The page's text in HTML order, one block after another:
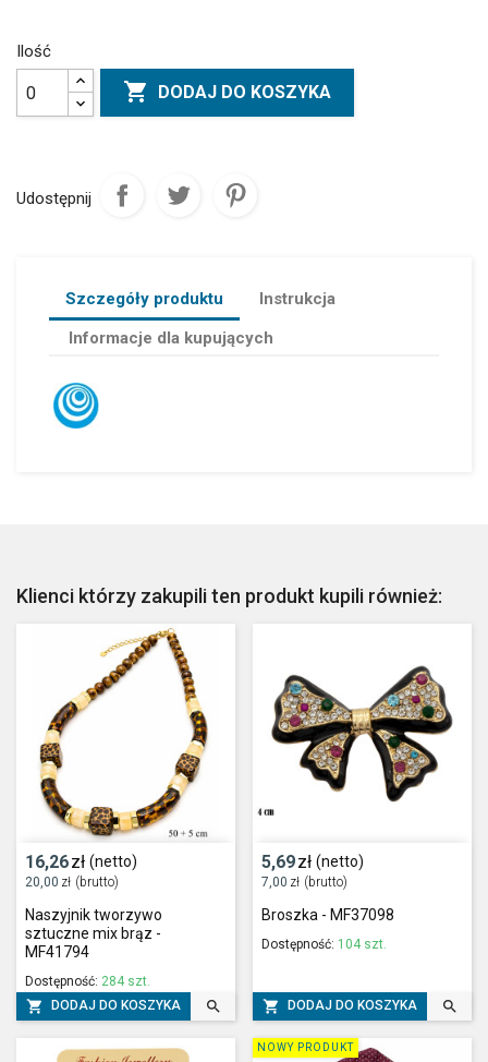
Ilość
 DODAJ DO KOSZYKA
Udostępnij
Szczegóły produktu
Instrukcja
Informacje dla kupujących
Klienci którzy zakupili ten produkt kupili również:
16,26zł (netto)
20,00 zł (brutto)
Naszyjnik tworzywo
sztuczne mix brąz -
MF41794
Dostępność: 284 szt.
 DODAJ DO KOSZYKA 
5,69zł (netto)
7,00 zł (brutto)
Broszka - MF37098
Dostępność: 104 szt.
 DODAJ DO KOSZYKA 
NOWY PRODUKT